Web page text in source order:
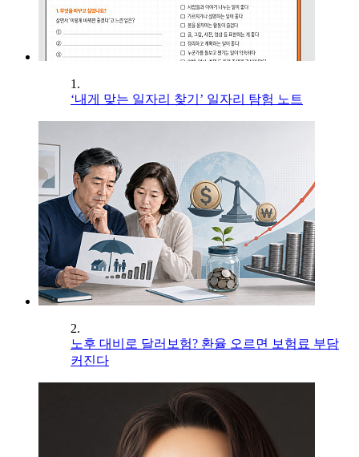
1.
‘내게 맞는 일자리 찾기’ 일자리 탐험 노트
2.
노후 대비로 달러보험? 환율 오르면 보험료 부담
커진다